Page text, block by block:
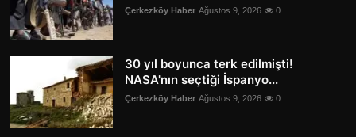
Çerkezköy Haber Ağustos 9, 2026 0
30 yıl boyunca terk edilmişti!
NASA'nın seçtiği İspanyo...
Çerkezköy Haber Ağustos 9, 2026 0